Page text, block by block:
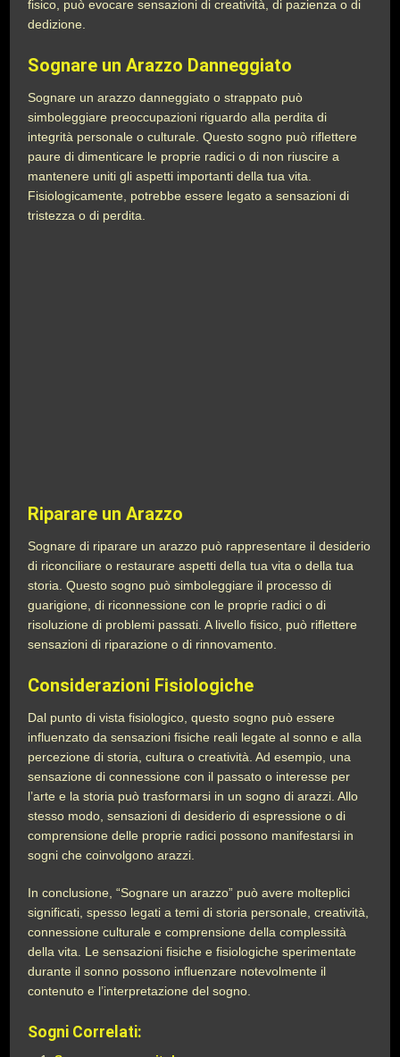
fisico, può evocare sensazioni di creatività, di pazienza o di
dedizione.
Sognare un Arazzo Danneggiato
Sognare un arazzo danneggiato o strappato può
simboleggiare preoccupazioni riguardo alla perdita di
integrità personale o culturale. Questo sogno può riflettere
paure di dimenticare le proprie radici o di non riuscire a
mantenere uniti gli aspetti importanti della tua vita.
Fisiologicamente, potrebbe essere legato a sensazioni di
tristezza o di perdita.
Riparare un Arazzo
Sognare di riparare un arazzo può rappresentare il desiderio
di riconciliare o restaurare aspetti della tua vita o della tua
storia. Questo sogno può simboleggiare il processo di
guarigione, di riconnessione con le proprie radici o di
risoluzione di problemi passati. A livello fisico, può riflettere
sensazioni di riparazione o di rinnovamento.
Considerazioni Fisiologiche
Dal punto di vista fisiologico, questo sogno può essere
influenzato da sensazioni fisiche reali legate al sonno e alla
percezione di storia, cultura o creatività. Ad esempio, una
sensazione di connessione con il passato o interesse per
l’arte e la storia può trasformarsi in un sogno di arazzi. Allo
stesso modo, sensazioni di desiderio di espressione o di
comprensione delle proprie radici possono manifestarsi in
sogni che coinvolgono arazzi.
In conclusione, “Sognare un arazzo” può avere molteplici
significati, spesso legati a temi di storia personale, creatività,
connessione culturale e comprensione della complessità
della vita. Le sensazioni fisiche e fisiologiche sperimentate
durante il sonno possono influenzare notevolmente il
contenuto e l’interpretazione del sogno.
Sogni Correlati: